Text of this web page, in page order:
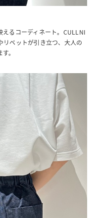
えるコーディネート。CULLNI
リベットが引き立つ、大人の
。